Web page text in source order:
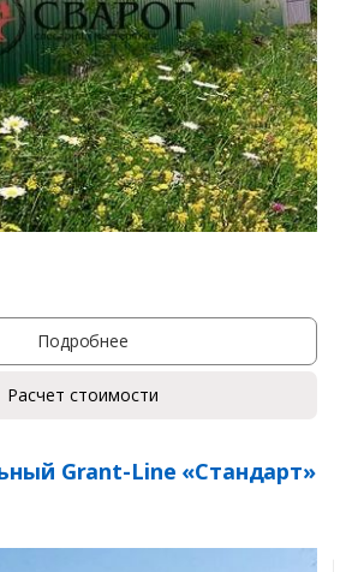
Заказать
Подробнее
Расчет стоимости
Grant-Line «Стандарт»